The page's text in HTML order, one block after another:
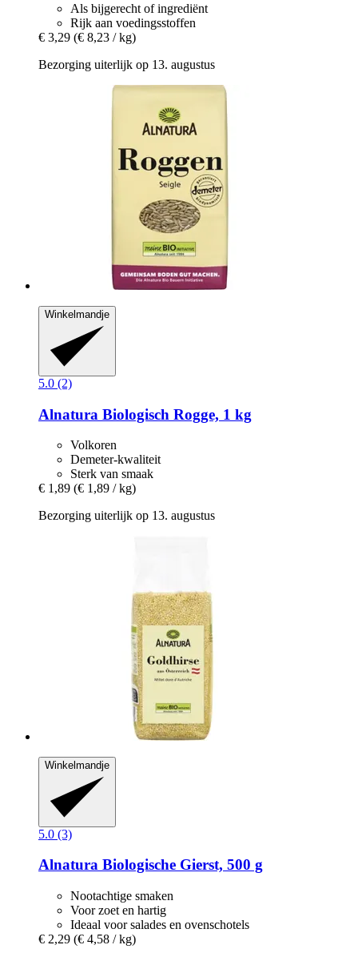
Als bijgerecht of ingrediënt
Rijk aan voedingsstoffen
€ 3,29 (€ 8,23 / kg)
Bezorging uiterlijk op 13. augustus
Winkelmandje
5.0 (2)
Alnatura Biologisch Rogge, 1 kg
Volkoren
Demeter-kwaliteit
Sterk van smaak
€ 1,89 (€ 1,89 / kg)
Bezorging uiterlijk op 13. augustus
Winkelmandje
5.0 (3)
Alnatura Biologische Gierst, 500 g
Nootachtige smaken
Voor zoet en hartig
Ideaal voor salades en ovenschotels
€ 2,29 (€ 4,58 / kg)